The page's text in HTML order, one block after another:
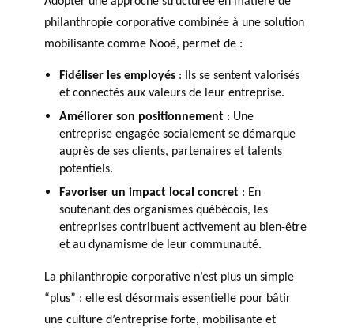
philanthropie corporative combinée à une solution
mobilisante comme Nooé, permet de :
Fidéliser les employés : Ils se sentent valorisés
et connectés aux valeurs de leur entreprise.
Améliorer son positionnement : Une
entreprise engagée socialement se démarque
auprès de ses clients, partenaires et talents
potentiels.
Favoriser un impact local concret : En
soutenant des organismes québécois, les
entreprises contribuent activement au bien-être
et au dynamisme de leur communauté.
La philanthropie corporative n’est plus un simple
“plus” : elle est désormais essentielle pour bâtir
une culture d’entreprise forte, mobilisante et